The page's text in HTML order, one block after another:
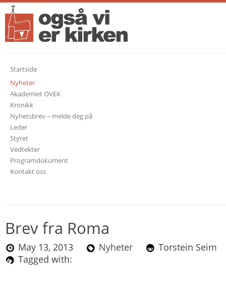
Startside
Nyheter
Akademiet OVEK
Kronikk
Nyhetsbrev – melde deg på
Leder
Styret
Vedtekter
Programdokument
Kontakt oss
Brev fra Roma
May 13, 2013 Nyheter
Torstein
Tagged with: